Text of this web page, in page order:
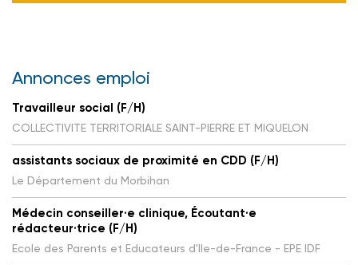
Annonces emploi
Travailleur social (F/H)
COLLECTIVITE TERRITORIALE SAINT-PIERRE ET MIQUELON
assistants sociaux de proximité en CDD (F/H)
Le Département du Morbihan
Médecin conseiller·e clinique, Écoutant·e
rédacteur·trice (F/H)
Ecole des Parents et Educateurs d'Ile-de-France - EPE IDF